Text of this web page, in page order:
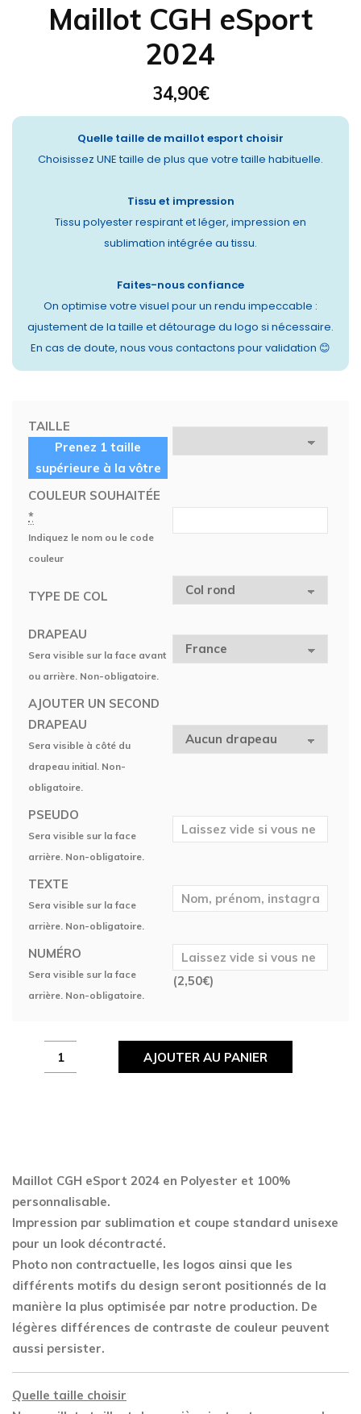
Maillot CGH eSport
2024
34,90€
Quelle taille de maillot esport choisir
Choisissez UNE taille de plus que votre taille habituelle.
Tissu et impression
Tissu polyester respirant et léger, impression en
sublimation intégrée au tissu.
Faites-nous confiance
On optimise votre visuel pour un rendu impeccable :
ajustement de la taille et détourage du logo si nécessaire.
En cas de doute, nous vous contactons pour validation 😊
TAILLE
Prenez 1 taille
supérieure à la vôtre
COULEUR SOUHAITÉE
*
Indiquez le nom ou le code
couleur
TYPE DE COL
DRAPEAU
Sera visible sur la face avant
ou arrière. Non-obligatoire.
AJOUTER UN SECOND
DRAPEAU
Sera visible à côté du
drapeau initial. Non-
obligatoire.
PSEUDO
Sera visible sur la face
arrière. Non-obligatoire.
TEXTE
Sera visible sur la face
arrière. Non-obligatoire.
NUMÉRO
Sera visible sur la face
arrière. Non-obligatoire.
(2,50€)
Maillot
CGH
AJOUTER AU PANIER
Maillot CGH eSport 2024 en Polyester et 100%
personnalisable.
Impression par sublimation et coupe standard unisexe
pour un look décontracté.
Photo non contractuelle, les logos ainsi que les
différents motifs du design seront positionnés de la
manière la plus optimisée par notre production. De
légères différences de contraste de couleur peuvent
aussi persister.
Quelle taille choisir